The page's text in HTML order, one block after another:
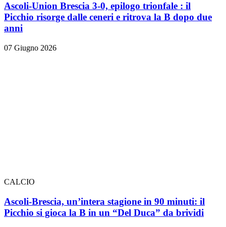
Ascoli-Union Brescia 3-0, epilogo trionfale : il
Picchio risorge dalle ceneri e ritrova la B dopo due
anni
07 Giugno 2026
CALCIO
Ascoli-Brescia, un’intera stagione in 90 minuti: il
Picchio si gioca la B in un “Del Duca” da brividi